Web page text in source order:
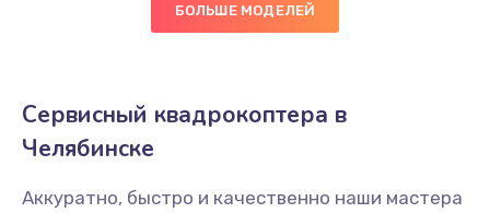
БОЛЬШЕ МОДЕЛЕЙ
Сервисный квадрокоптера в
Челябинске
Аккуратно, быстро и качественно наши мастера